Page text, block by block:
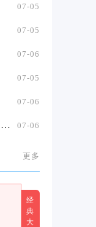
07-05
07-05
07-06
07-05
07-06
三国志幻想大陆官渡之战擒贼擒王攻略 07-06
更多
经
典
大